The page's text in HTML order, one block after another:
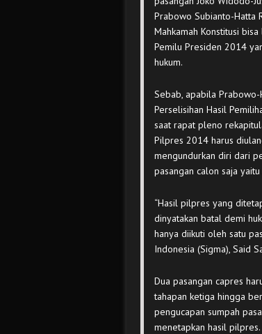
Prabowo Subianto-Hatta
Mahkamah Konstitusi
Pemilu Presiden 2014
hukum.
Sebab, apabila
Perselisihan Hasil
saat rapat pleno
Pilpres 2014 harus
mengundurkan diri dari
pasangan calon saja yaitu
“Hasil pilpres yang
dinyatakan batal demi
hanya diikuti oleh satu
Indonesia (Sigma), Said
Dua pasangan capres
tahapan ketiga hingga
pengucapan sumpah
menetapkan hasil pilpres.